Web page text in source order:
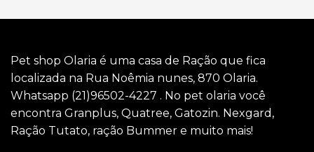
Pet shop Olaria é uma casa de Ração que fica
localizada na Rua Noêmia nunes, 870 Olaria.
Whatsapp (21)96502-4227 . No pet olaria você
encontra Granplus, Quatree, Gatozin. Nexgard,
Ração Tutato, ração Bummer e muito mais!